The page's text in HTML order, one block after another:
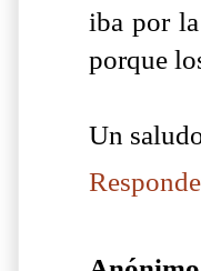
iba por
porque
Un